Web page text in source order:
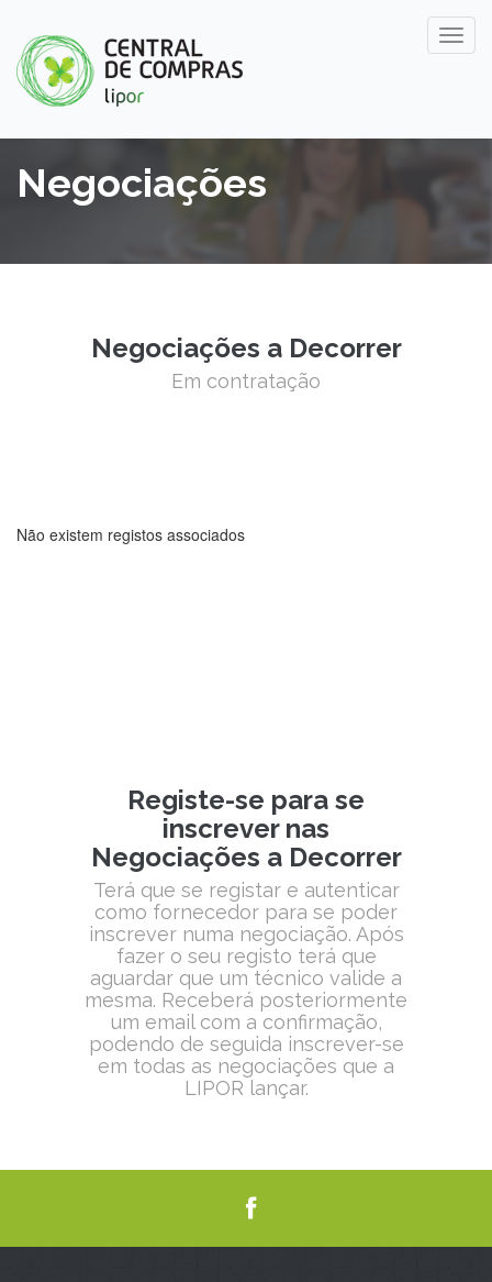
Negociações
Negociações a Decorrer
Em contratação
Não existem registos associados
Registe-se para se
inscrever nas
Negociações a Decorrer
Terá que se registar e autenticar
como fornecedor para se poder
inscrever numa negociação. Após
fazer o seu registo terá que
aguardar que um técnico valide a
mesma. Receberá posteriormente
um email com a confirmação,
podendo de seguida inscrever-se
em todas as negociações que a
LIPOR lançar.